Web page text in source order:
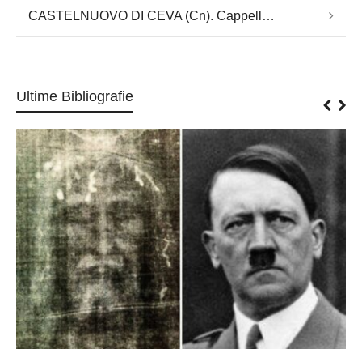
CASTELNUOVO DI CEVA (Cn). Cappella di San Maurizio, con immagine sindonica.
Ultime Bibliografie